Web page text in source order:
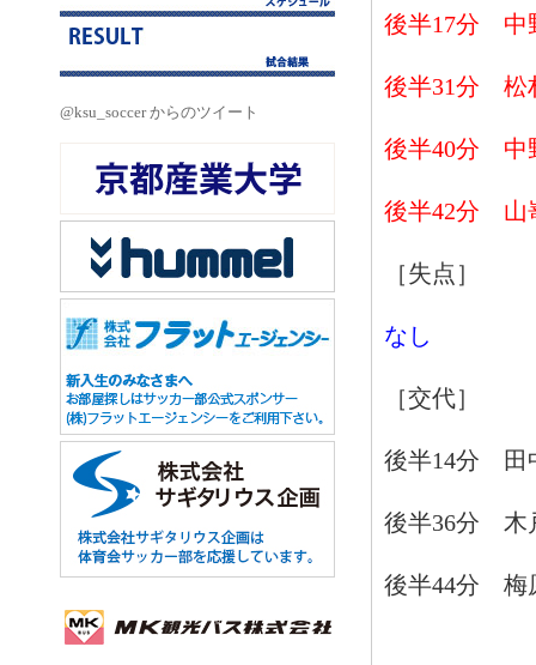
@ksu_soccer からのツイート
後半17分 中
後半31分 松
後半40分 中
後半42分 山
［失点］
なし
［交代］
後半14分 田
後半36分 木
後半44分 梅